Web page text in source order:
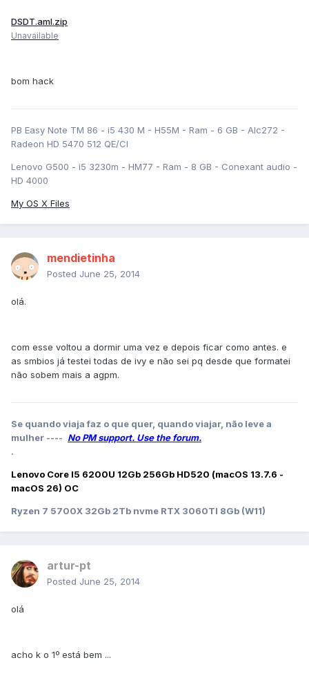
DSDT.aml.zip
Unavailable
bom hack
PB Easy Note TM 86 - i5 430 M - H55M - Ram - 6 GB - Alc272 -
Radeon HD 5470 512 QE/CI
Lenovo G500 - i5 3230m - HM77 - Ram - 8 GB - Conexant audio -
HD 4000
My OS X Files
mendietinha
Posted June 25, 2014
olá.
com esse voltou a dormir uma vez e depois ficar como antes. e
as smbios já testei todas de ivy e não sei pq desde que formatei
não sobem mais a agpm.
Se quando viaja faz o que quer, quando viajar, não leve a
mulher ---- No PM support. Use the forum.
.
Lenovo Core I5 6200U 12Gb 256Gb HD520 (macOS 13.7.6 -
macOS 26) OC
Ryzen 7 5700X 32Gb 2Tb nvme RTX 3060TI 8Gb (W11)
artur-pt
Posted June 25, 2014
olá
acho k o 1º está bem ...